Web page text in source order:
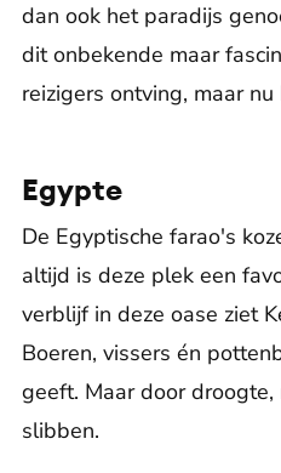
dan ook het paradijs
dit onbekende maar
reizigers ontving, maar
Egypte
De Egyptische farao's
altijd is deze plek een
verblijf in deze oase ziet
Boeren, vissers én
geeft. Maar door
slibben.